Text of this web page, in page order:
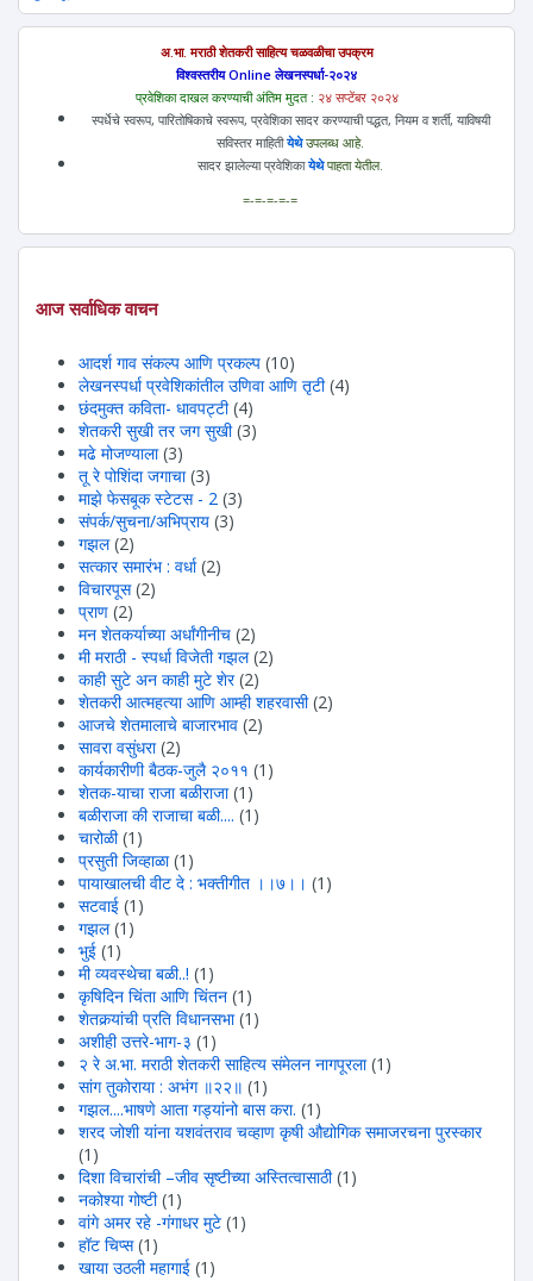
अ.भा. मराठी शेतकरी साहित्य चळवळीचा उपक्रम
विश्वस्तरीय Online लेखनस्पर्धा-२०२४
प्रवेशिका दाखल करण्याची अंतिम मुदत : २४ सप्टेंबर २०२४
स्पर्धेचे स्वरूप, पारितोषिकाचे स्वरूप, प्रवेशिका सादर करण्याची पद्धत, नियम व शर्ती, याविषयी
सविस्तर माहितीयेथेउपलब्ध आहे.
सादर झालेल्या प्रवेशिकायेथेपाहता येतील.
=-=-=-=-=
आज सर्वाधिक वाचन
आदर्श गाव संकल्प आणि प्रकल्प (10)
लेखनस्पर्धा प्रवेशिकांतील उणिवा आणि तृटी (4)
छंदमुक्त कविता- धावपट्टी (4)
शेतकरी सुखी तर जग सुखी (3)
मढे मोजण्याला (3)
तू रे पोशिंदा जगाचा(3)
माझे फेसबूक स्टेटस - 2 (3)
संपर्क/सुचना/अभिप्राय (3)
गझल (2)
सत्कार समारंभ : वर्धा (2)
विचारपूस (2)
प्राण (2)
मन शेतकर्याच्या अर्धांगीनीच (2)
मी मराठी - स्पर्धा विजेती गझल (2)
काही सुटे अन काही मुटे शेर (2)
शेतकरी आत्महत्या आणि आम्ही शहरवासी (2)
आजचे शेतमालाचे बाजारभाव (2)
सावरा वसुंधरा(2)
कार्यकारीणी बैठक-जुलै २०११ (1)
शेतक-याचा राजा बळीराजा (1)
बळीराजा की राजाचा बळी.... (1)
चारोळी (1)
प्रसुती जिव्हाळा (1)
पायाखालची वीट दे : भक्तीगीत ।।७।। (1)
सटवाई (1)
गझल (1)
भुई (1)
मी व्यवस्थेचा बळी..! (1)
कृषिदिन चिंता आणि चिंतन (1)
शेतकर्‍यांची प्रति विधानसभा (1)
अशीही उत्तरे-भाग-३ (1)
२ रे अ.भा. मराठी शेतकरी साहित्य संमेलन नागपूरला (1)
सांग तुकोराया : अभंग ॥२२॥ (1)
गझल....भाषणे आता गड्यांनो बास करा. (1)
शरद जोशी यांना यशवंतराव चव्हाण कृषी औद्योगिक समाजरचना पुरस्कार
(1)
दिशा विचारांची –जीव सृष्टीच्या अस्तित्वासाठी (1)
नकोश्या गोष्टी(1)
वांगे अमर रहे -गंगाधर मुटे (1)
हॉट चिप्स (1)
खाया उठली महागाई (1)